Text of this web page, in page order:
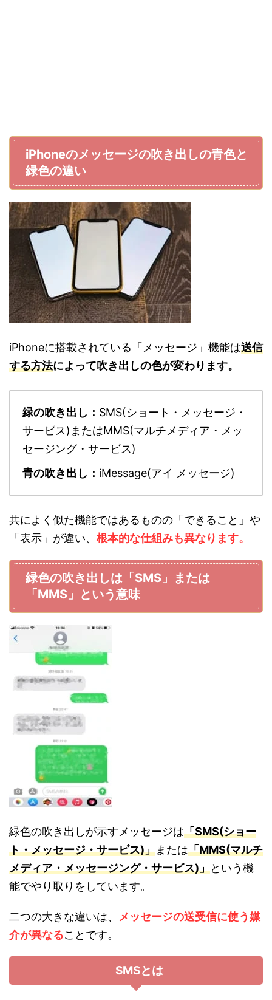
iPhoneのメッセージの吹き出しの青色と
緑色の違い
iPhoneに搭載されている「メッセージ」機能は送信
する方法によって吹き出しの色が変わります。
緑の吹き出し： SMS(ショート・メッセージ・
サービス)またはMMS(マルチメディア・メッ
セージング・サービス)
青の吹き出し： iMessage(アイ メッセージ)
共によく似た機能ではあるものの「できること」や
「表示」が違い、 根本的な仕組みも異なります。
緑色の吹き出しは「SMS」または
「MMS」という意味
緑色の吹き出しが示すメッセージは「SMS(ショー
ト・メッセージ・サービス)」または「MMS(マルチ
メディア・メッセージング・サービス)」という機
能でやり取りをしています。
二つの大きな違いは、
メッセージの送受信に使う媒
介が異なることです。
SMSとは